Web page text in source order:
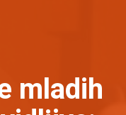
mladih